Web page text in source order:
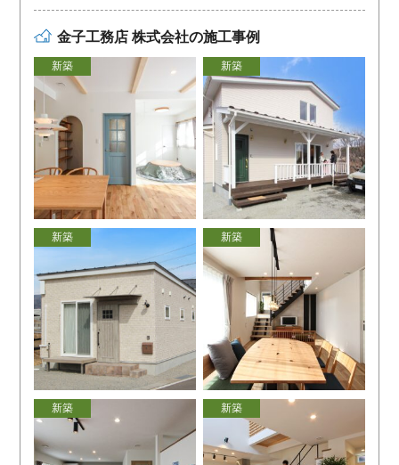
金子工務店 株式会社の施工事例
新築 新築
新築 新築
新築 新築